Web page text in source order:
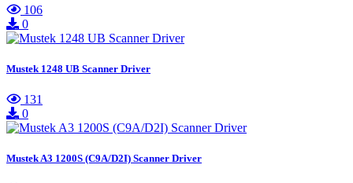
106
0
Mustek 1248 UB Scanner Driver
131
0
Mustek A3 1200S (C9A/D2I) Scanner Driver